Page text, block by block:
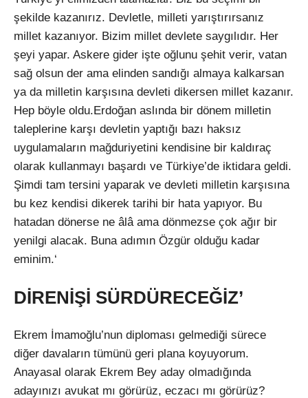
şekilde kazanırız. Devletle, milleti yarıştırırsanız
millet kazanıyor. Bizim millet devlete saygılıdır. Her
şeyi yapar. Askere gider işte oğlunu şehit verir, vatan
sağ olsun der ama elinden sandığı almaya kalkarsan
ya da milletin karşısına devleti dikersen millet kazanır.
Hep böyle oldu.Erdoğan aslında bir dönem milletin
taleplerine karşı devletin yaptığı bazı haksız
uygulamaların mağduriyetini kendisine bir kaldıraç
olarak kullanmayı başardı ve Türkiye’de iktidara geldi.
Şimdi tam tersini yaparak ve devleti milletin karşısına
bu kez kendisi dikerek tarihi bir hata yapıyor. Bu
hatadan dönerse ne âlâ ama dönmezse çok ağır bir
yenilgi alacak. Buna adımın Özgür olduğu kadar
eminim.‘
DİRENİŞİ SÜRDÜRECEĞİZ’
Ekrem İmamoğlu’nun diploması gelmediği sürece
diğer davaların tümünü geri plana koyuyorum.
Anayasal olarak Ekrem Bey aday olmadığında
adayınızı avukat mı görürüz, eczacı mı görürüz?